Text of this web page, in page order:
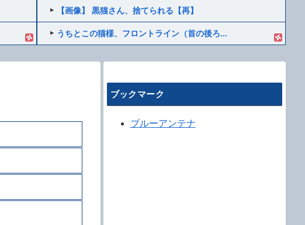
【画像】 黒猫さん、捨てられる【再】
うちとこの猫様、フロントライン（首の後ろ...
ブックマーク
ブルーアンテナ